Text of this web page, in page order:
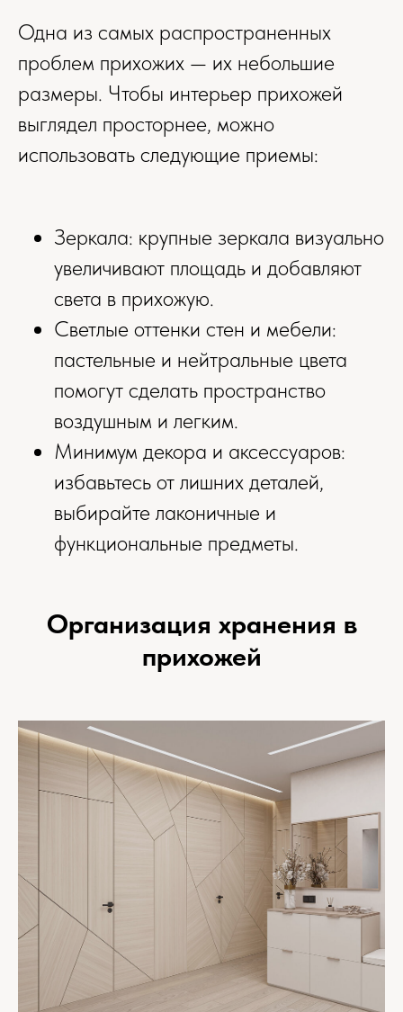
Одна из самых распространенных
проблем прихожих — их небольшие
размеры. Чтобы интерьер прихожей
выглядел просторнее, можно
использовать следующие приемы:
Зеркала: крупные зеркала визуально
увеличивают площадь и добавляют
света в прихожую.
Светлые оттенки стен и мебели:
пастельные и нейтральные цвета
помогут сделать пространство
воздушным и легким.
Минимум декора и аксессуаров:
избавьтесь от лишних деталей,
выбирайте лаконичные и
функциональные предметы.
Организация хранения в
прихожей
Фото реализованного интерьера квартиры 90 м
по проекту нашей студии в